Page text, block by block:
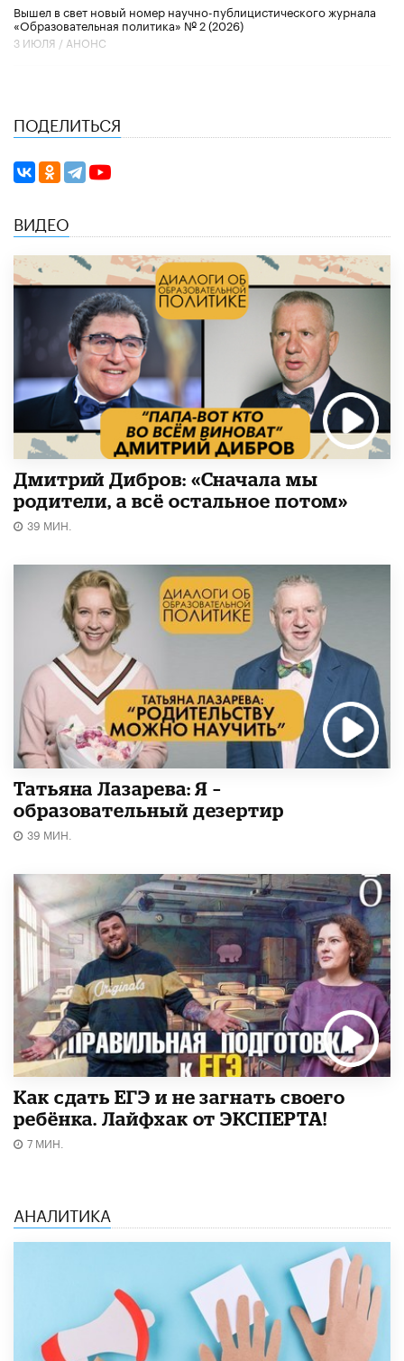
Вышел в свет новый номер научно-публицистического журнала
«Образовательная политика» № 2 (2026)
3 ИЮЛЯ / АНОНС
ПОДЕЛИТЬСЯ
ВИДЕО
Дмитрий Дибров: «Сначала мы
родители, а всё остальное потом»
39 МИН.
Татьяна Лазарева: Я –
образовательный дезертир
39 МИН.
​Как сдать ЕГЭ и не загнать своего
ребёнка. Лайфхак от ЭКСПЕРТА!
7 МИН.
АНАЛИТИКА